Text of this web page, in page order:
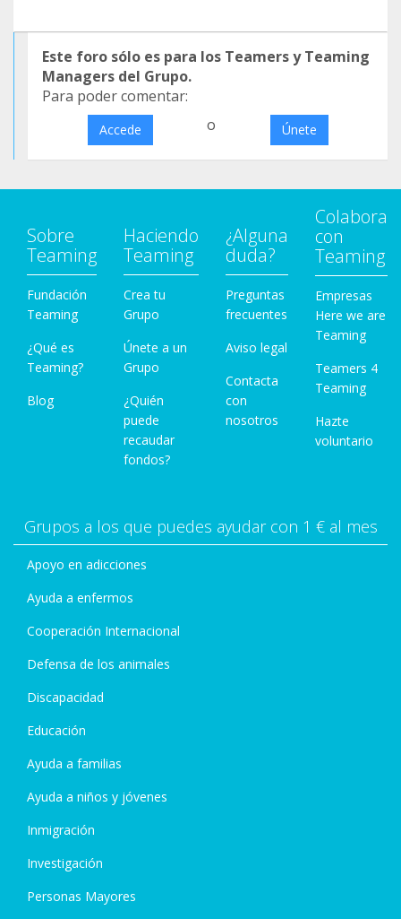
Este foro sólo es para los Teamers y Teaming
Managers del Grupo.
Para poder comentar:
Accede o Únete
Sobre
Teaming
Fundación
Teaming
¿Qué es
Teaming?
Blog
Haciendo
Teaming
Crea tu
Grupo
Únete a un
Grupo
¿Quién
puede
recaudar
fondos?
¿Alguna
duda?
Preguntas
frecuentes
Aviso legal
Contacta
con
nosotros
Colabora
con
Teaming
Empresas
Here we are
Teaming
Teamers 4
Teaming
Hazte
voluntario
Grupos a los que puedes ayudar con 1 € al mes
Apoyo en adicciones
Ayuda a enfermos
Cooperación Internacional
Defensa de los animales
Discapacidad
Educación
Ayuda a familias
Ayuda a niños y jóvenes
Inmigración
Investigación
Personas Mayores